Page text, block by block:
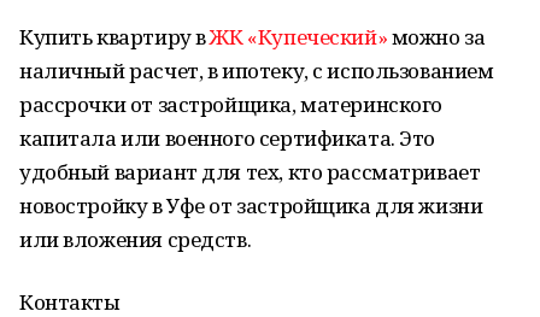
Купить квартиру вЖК «Купеческий»можно за
наличный расчет, в ипотеку, с использованием
рассрочки от застройщика, материнского
капитала или военного сертификата. Это
удобный вариант для тех, кто рассматривает
новостройку в Уфе от застройщика для жизни
или вложения средств.
Контакты